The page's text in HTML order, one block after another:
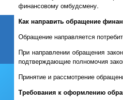
финансовому омбудсмену.
Как направить обращение
Обращение направляется
При направлении обращения
подтверждающие полномочия
Принятие и рассмотрение
Требования к оформлению